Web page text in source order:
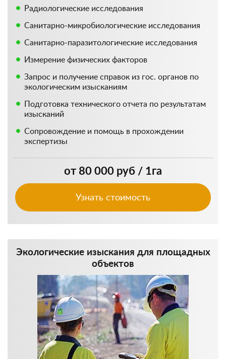
Радиологические исследования
Санитарно-микробиологические исследования
Санитарно-паразитологические исследования
Измерение физических факторов
Запрос и получение справок из гос. органов по
экологическим изысканиям
Подготовка технического отчета по результатам
изысканий
Сопровождение и помощь в прохождении
экспертизы
от 80 000 руб / 1га
Узнать стоимость
Экологические изыскания для площадных
объектов